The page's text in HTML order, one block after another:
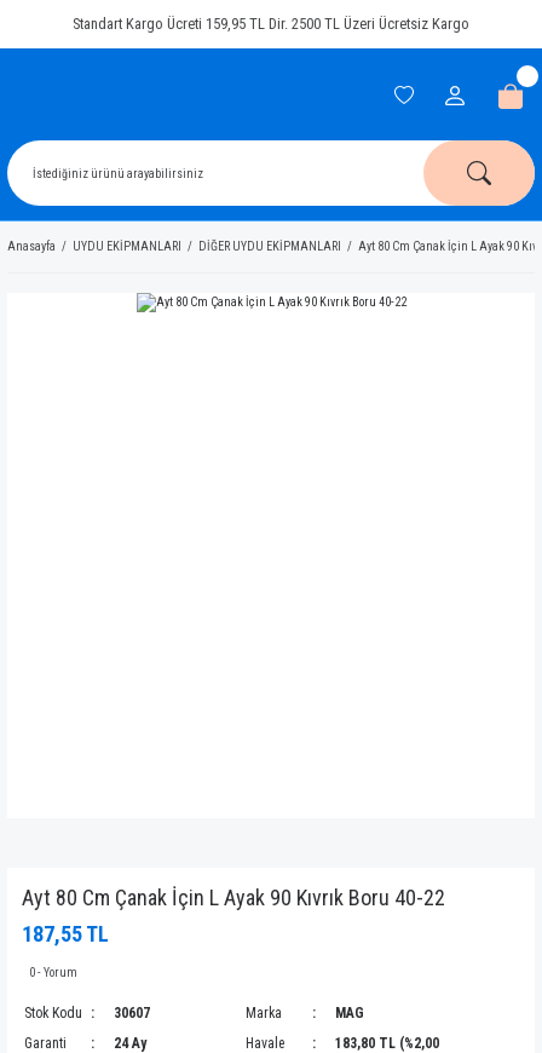
Standart Kargo Ücreti 159,95 TL Dir. 2500 TL Üzeri Ücretsiz Kargo
Anasayfa UYDU EKİPMANLARI DİĞER UYDU EKİPMANLARI Ayt 80 Cm Çanak İçin L Ayak 90
Ayt 80 Cm Çanak İçin L Ayak 90 Kıvrık Boru 40-22
187,55 TL
0 - Yorum
Stok Kodu 30607 Marka
MAG
Garanti
24 Ay Havale
183,80 TL (%2,00